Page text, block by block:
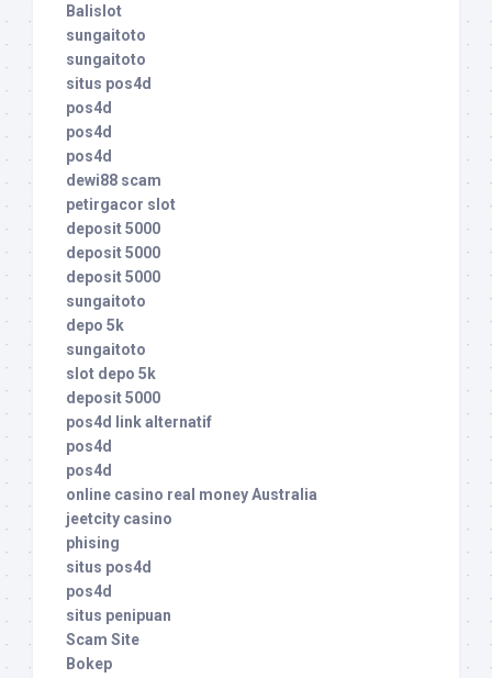
Balislot
sungaitoto
sungaitoto
situs pos4d
pos4d
pos4d
pos4d
dewi88 scam
petirgacor slot
deposit 5000
deposit 5000
deposit 5000
sungaitoto
depo 5k
sungaitoto
slot depo 5k
deposit 5000
pos4d link alternatif
pos4d
pos4d
online casino real money Australia
jeetcity casino
phising
situs pos4d
pos4d
situs penipuan
Scam Site
Bokep